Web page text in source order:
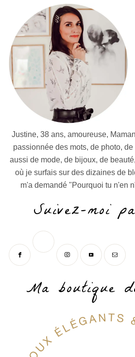
Justine, 38 ans, amoureuse,
passionnée des mots, de photo,
aussi de mode, de bijoux, de
où je surfais sur des dizaines de
m'a demandé "Pourquoi tu n'en
Suivez-moi
Ma boutique